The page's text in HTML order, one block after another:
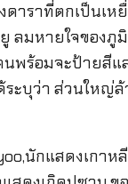
ดาราที่ตกเป็นเห
ลมหายใจของภูมิ
นพร้อมจะป้ายสีแ
ะบุว่า ส่วนใหญ่ล้